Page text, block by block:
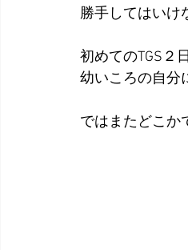
勝手してはいけ
初めてのTGS２
幼いころの自分
ではまたどこか